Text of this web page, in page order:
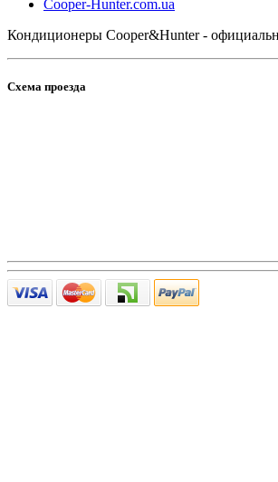
Cooper-Hunter.com.ua
Кондиционеры Cooper&Hunter -
Схема проезда